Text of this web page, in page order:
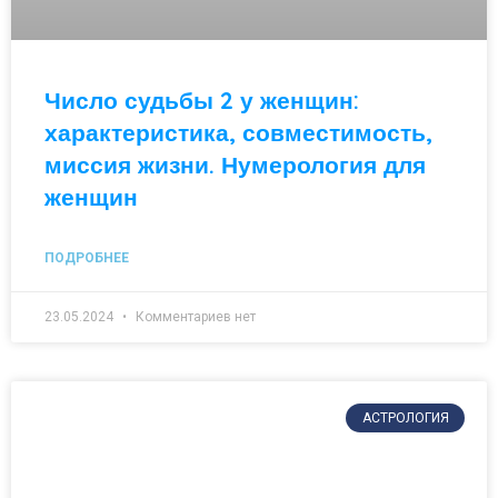
Число судьбы 2 у женщин:
характеристика, совместимость,
миссия жизни. Нумерология для
женщин
ПОДРОБНЕЕ
23.05.2024 Комментариев нет
АСТРОЛОГИЯ